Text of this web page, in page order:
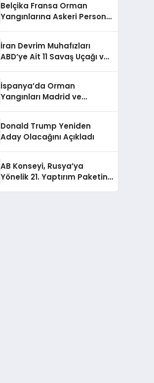
Belçika Fransa Orman
Yangınlarına Askeri Personel
İran Devrim Muhafızları
ABD’ye Ait 11 Savaş Uçağı ve
İspanya’da Orman
Yangınları Madrid ve
Donald Trump Yeniden
Aday Olacağını Açıkladı
AB Konseyi, Rusya’ya
Yönelik 21. Yaptırım Paketini